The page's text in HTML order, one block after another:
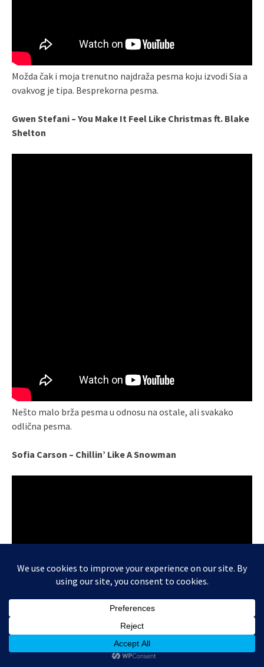
Možda čak i moja trenutno najdraža pesma koju izvodi Sia a
ovakvog je tipa. Besprekorna pesma.
Gwen Stefani – You Make It Feel Like Christmas ft. Blake
Shelton
Nešto malo brža pesma u odnosu na ostale, ali svakako
odlična pesma.
Sofia Carson – Chillin’ Like A Snowman